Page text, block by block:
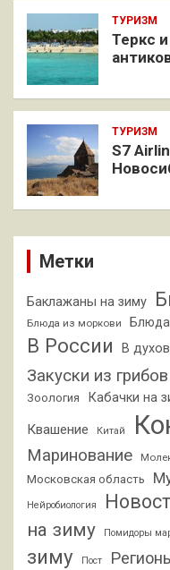
ТУРИЗМ
Теркс
ТУРИЗМ
S7
Метки
Баклажаны на зиму
Блюда из моркови
В России В
Закуски из
Зоология Кабачки на
Квашение Китай
Маринование
Московская область
Нейробиология
на зиму
Помидоры
зиму
Пост